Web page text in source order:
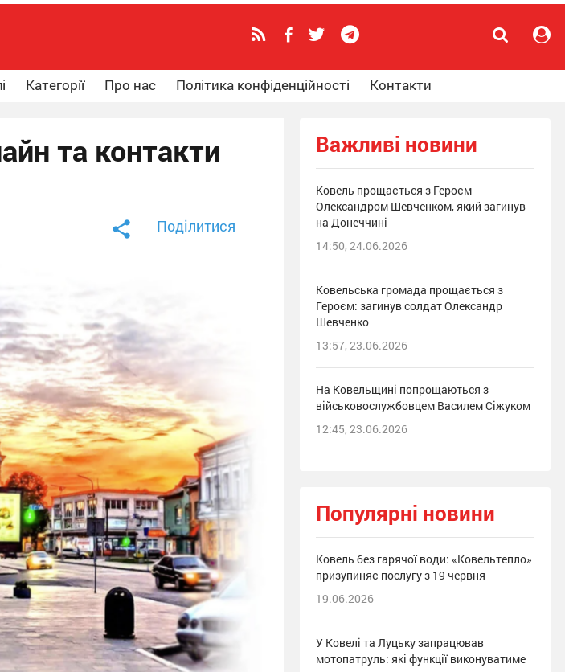
Категорії Про нас Політика конфіденційності Контакти
та контакти
Поділитися
Важливі новини
Ковель прощається з Героєм
Олександром Шевченком, який загинув
на Донеччині
14:50, 24.06.2026
Ковельська громада прощається з
Героєм: загинув солдат Олександр
Шевченко
13:57, 23.06.2026
На Ковельщині попрощаються з
військовослужбовцем Василем Сіжуком
12:45, 23.06.2026
Популярні новини
Ковель без гарячої води: «Ковельтепло»
призупиняє послугу з 19 червня
19.06.2026
У Ковелі та Луцьку запрацював
мотопатруль: які функції виконуватиме